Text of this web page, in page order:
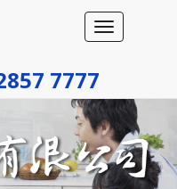
Toggle
navigation
7777